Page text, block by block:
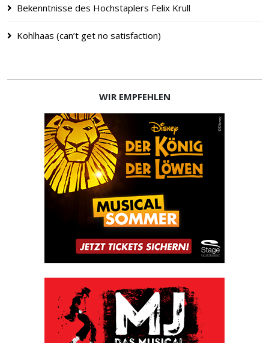
Bekenntnisse des Hochstaplers Felix Krull
Kohlhaas (can’t get no satisfaction)
WIR EMPFEHLEN